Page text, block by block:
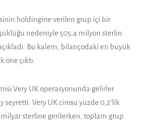
holdingine verilen grup içi bir
nedeniyle 505,4 milyon sterlin
Bu kalem, bilançodaki en büyük
öne çıktı.
Very UK operasyonunda gelirler
seyretti. Very UK cirosu yüzde 0,2’lik
milyar sterline gerilerken, toplam grup